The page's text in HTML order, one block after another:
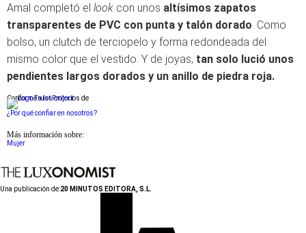
Amal completó el look con unos altísimos zapatos
transparentes de PVC con punta y talón dorado. Como
bolso, un clutch de terciopelo y forma redondeada del
mismo color que el vestido. Y de joyas, tan solo lució unos
pendientes largos dorados y un anillo de piedra roja.
Conforme a los criterios de
¿Por qué confiar en nosotros?
Más información sobre:
Mujer
Una publicación de:20 MINUTOS EDITORA, S.L.